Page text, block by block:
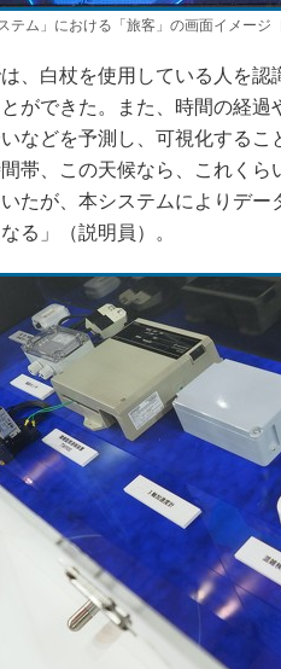
テム」における「旅客」の画面イメージ
、白杖を使用している人を認
ができた。また、時間の経
などを予測し、可視化する
帯、この天候なら、これく
たが、本システムによりデ
る」（説明員）。